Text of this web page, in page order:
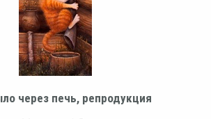
через печь, репродукция